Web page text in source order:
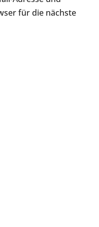
für die nächste